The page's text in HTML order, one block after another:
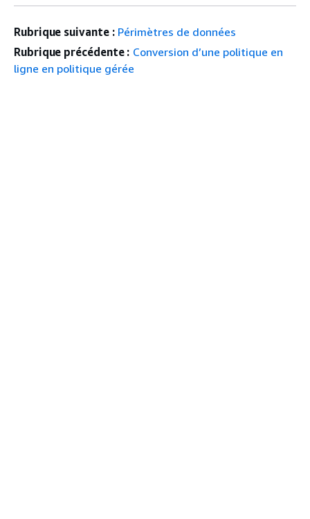
Rubrique suivante : Périmètres de données
Rubrique précédente : Conversion d’une politique en
ligne en politique gérée